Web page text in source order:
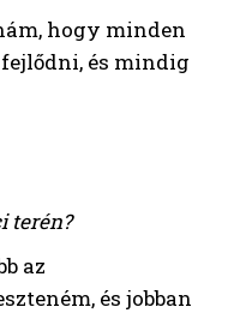
hogy minden
és mindig
terén?
az
és jobban